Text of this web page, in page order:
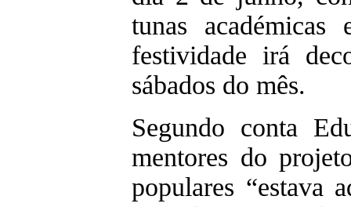
tunas
festividade irá
sábados do mês.
Segundo conta
mentores do
populares “estava